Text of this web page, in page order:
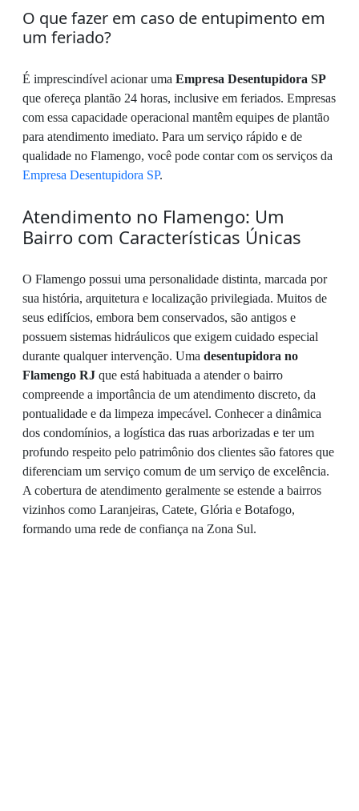
O que fazer em caso de entupimento em
um feriado?
É imprescindível acionar uma Empresa Desentupidora SP
que ofereça plantão 24 horas, inclusive em feriados. Empresas
com essa capacidade operacional mantêm equipes de plantão
para atendimento imediato. Para um serviço rápido e de
qualidade no Flamengo, você pode contar com os serviços da
Empresa Desentupidora SP.
Atendimento no Flamengo: Um
Bairro com Características Únicas
O Flamengo possui uma personalidade distinta, marcada por
sua história, arquitetura e localização privilegiada. Muitos de
seus edifícios, embora bem conservados, são antigos e
possuem sistemas hidráulicos que exigem cuidado especial
durante qualquer intervenção. Uma desentupidora no
Flamengo RJ que está habituada a atender o bairro
compreende a importância de um atendimento discreto, da
pontualidade e da limpeza impecável. Conhecer a dinâmica
dos condomínios, a logística das ruas arborizadas e ter um
profundo respeito pelo patrimônio dos clientes são fatores que
diferenciam um serviço comum de um serviço de excelência.
A cobertura de atendimento geralmente se estende a bairros
vizinhos como Laranjeiras, Catete, Glória e Botafogo,
formando uma rede de confiança na Zona Sul.